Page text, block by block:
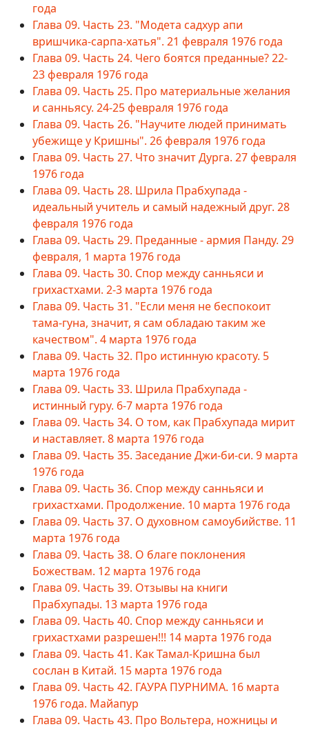
года
Глава 09. Часть 23. "Модета садхур апи
вришчика-сарпа-хатья". 21 февраля 1976 года
Глава 09. Часть 24. Чего боятся преданные? 22-
23 февраля 1976 года
Глава 09. Часть 25. Про материальные желания
и санньясу. 24-25 февраля 1976 года
Глава 09. Часть 26. "Научите людей принимать
убежище у Кришны". 26 февраля 1976 года
Глава 09. Часть 27. Что значит Дурга. 27 февраля
1976 года
Глава 09. Часть 28. Шрила Прабхупада -
идеальный учитель и самый надежный друг. 28
февраля 1976 года
Глава 09. Часть 29. Преданные - армия Панду. 29
февраля, 1 марта 1976 года
Глава 09. Часть 30. Спор между санньяси и
грихастхами. 2-3 марта 1976 года
Глава 09. Часть 31. "Если меня не беспокоит
тама-гуна, значит, я сам обладаю таким же
качеством". 4 марта 1976 года
Глава 09. Часть 32. Про истинную красоту. 5
марта 1976 года
Глава 09. Часть 33. Шрила Прабхупада -
истинный гуру. 6-7 марта 1976 года
Глава 09. Часть 34. О том, как Прабхупада мирит
и наставляет. 8 марта 1976 года
Глава 09. Часть 35. Заседание Джи-би-си. 9 марта
1976 года
Глава 09. Часть 36. Спор между санньяси и
грихастхами. Продолжение. 10 марта 1976 года
Глава 09. Часть 37. О духовном самоубийстве. 11
марта 1976 года
Глава 09. Часть 38. О благе поклонения
Божествам. 12 марта 1976 года
Глава 09. Часть 39. Отзывы на книги
Прабхупады. 13 марта 1976 года
Глава 09. Часть 40. Спор между санньяси и
грихастхами разрешен!!! 14 марта 1976 года
Глава 09. Часть 41. Как Тамал-Кришна был
сослан в Китай. 15 марта 1976 года
Глава 09. Часть 42. ГАУРА ПУРНИМА. 16 марта
1976 года. Майапур
Глава 09. Часть 43. Про Вольтера, ножницы и